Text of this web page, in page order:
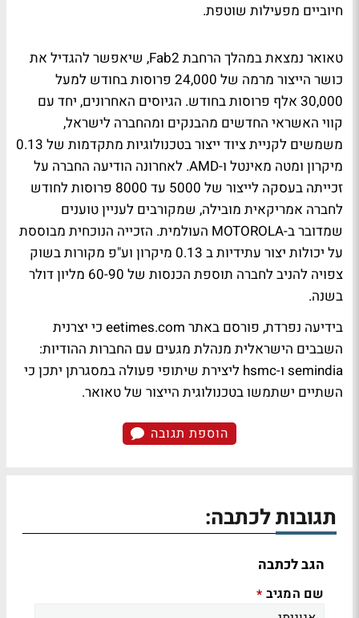
חיוביים מפעילות שוטפת.
טאואר נמצאת במהלך הרחבת Fab2, שיאפשר להגדיל את
כושר הייצור מרמה של 24,000 פרוסות בחודש למעל
30,000 אלף פרוסות בחודש. הגיוסים האחרונים, יחד עם
קווי האשראי החדשים מהבנקים ומהחברה לישראל,
משמשים לקניית ציוד ייצור בטכנולוגיות מתקדמות של 0.13
מיקרון ומטה מאינטל ו-AMD. לאחרונה הודיעה החברה על
זכייתה בעסקה לייצור של 5000 עד 8000 פרוסות לחודש
לחברה אמריקאית מובילה, שמקורבים לעניין טוענים
שמדובר ב-MOTOROLA העולמית. הזכייה הנוכחית מבוססת
על יכולות יצור עתידיות ב 0.13 מיקרון וע"פ מקורות בשוק
צפויה להניב לחברה תוספת הכנסות של 60-90 מליון דולר
בשנה.
בידיעה נפרדת, פורסם באתר eetimes.com כי יצרנית
השבבים הישראלית מנהלת מגעים עם החברות ההודיות:
semindia ו-hsmc ליצירת שיתופי פעולה במסגרתן יתכן כי
השתיים ישתמשו בטכנולוגית הייצור של טאואר.
הוספת תגובה
תגובות לכתבה:
הגב לכתבה
שם המגיב *